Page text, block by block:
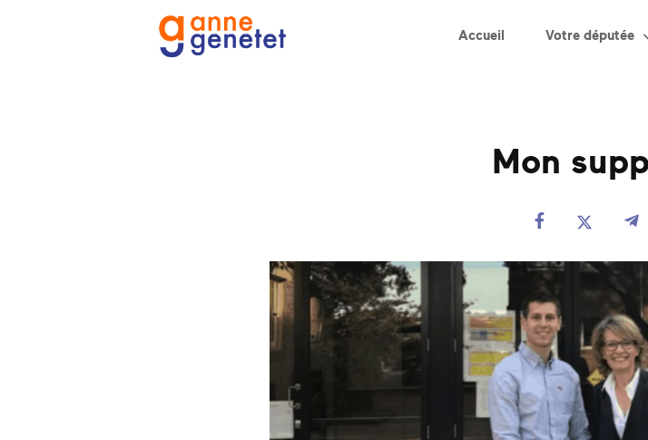
Accueil Votre députée
Mon